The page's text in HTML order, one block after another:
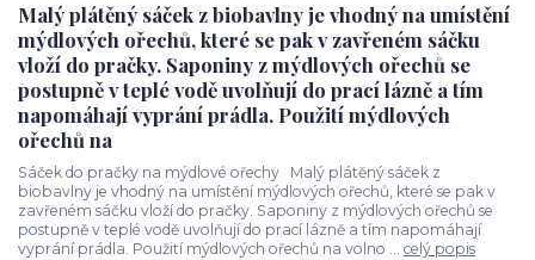
Malý plátěný sáček z biobavlny je vhodný na umístění
mýdlových ořechů, které se pak v zavřeném sáčku
vloží do pračky. Saponiny z mýdlových ořechů se
postupně v teplé vodě uvolňují do prací lázně a tím
napomáhají vyprání prádla. Použití mýdlových
ořechů na
Sáček do pračky na mýdlové ořechy Malý plátěný sáček z
biobavlny je vhodný na umístění mýdlových ořechů, které se pak v
zavřeném sáčku vloží do pračky. Saponiny z mýdlových ořechů se
postupně v teplé vodě uvolňují do prací lázně a tím napomáhají
vyprání prádla. Použití mýdlových ořechů na volno ... celý popis